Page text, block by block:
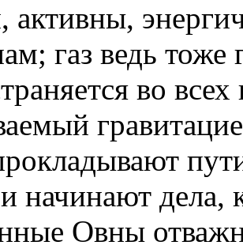
активны,
газ ведь тоже
во
начинают дела,
Овны